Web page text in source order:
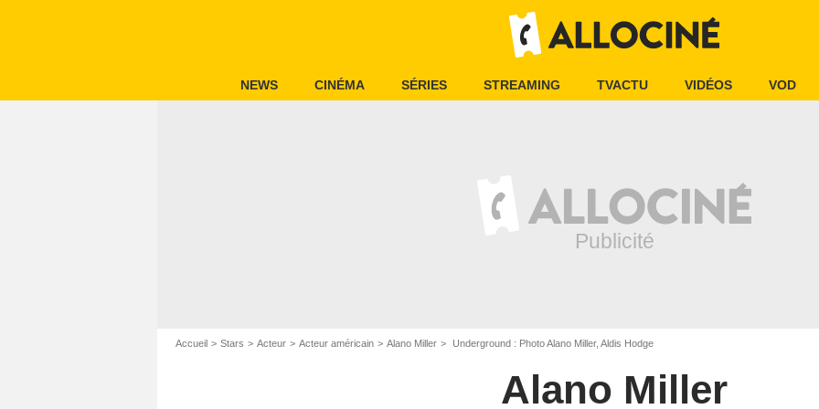
NEWS CINÉMA SÉRIES STREAMING TVACTU VIDÉOS VOD
Accueil Stars Acteur Acteur américain Alano Miller Underground : Photo Alano Miller, Aldis Hodge
Alano Miller